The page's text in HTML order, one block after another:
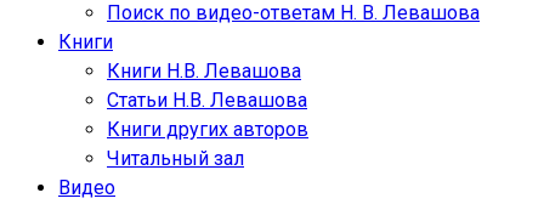
Поиск по видео-ответам Н. В. Левашова
Книги
Книги Н.В. Левашова
Статьи Н.В. Левашова
Книги других авторов
Читальный зал
Видео